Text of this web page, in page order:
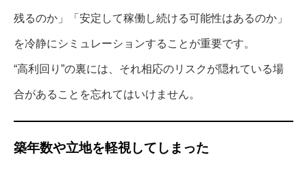
残るのか」「安定して稼働し続ける可能性はあるのか」
を冷静にシミュレーションすることが重要です。
“高利回り”の裏には、それ相応のリスクが隠れている場
合があることを忘れてはいけません。
築年数や立地を軽視してしまった